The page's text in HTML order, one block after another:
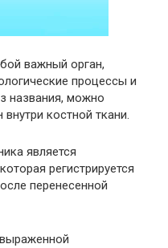
важный орган,
процессы и
названия, можно
костной ткани.
является
регистрируется
перенесенной